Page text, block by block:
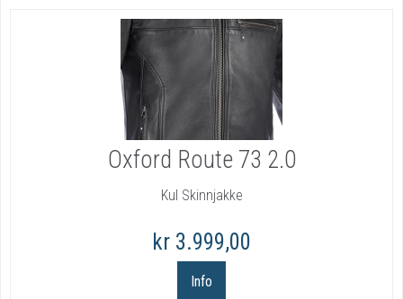
Oxford Route 73 2.0
Kul Skinnjakke
kr 3.999,00
Info